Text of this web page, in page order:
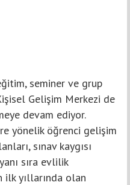
seminer ve grup
Gelişim Merkezi de
devam ediyor.
yönelik öğrenci gelişim
sınav kaygısı
sıra evlilik
ilk yıllarında olan